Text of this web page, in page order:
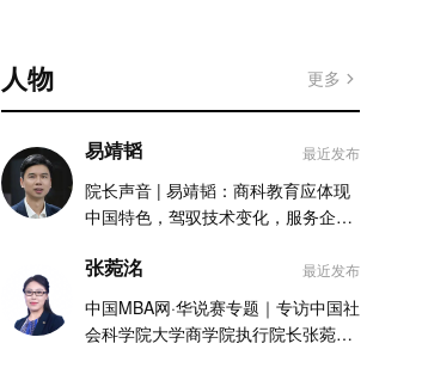
人物 更多
易靖韬 最近发布
院长声音 | 易靖韬：商科教育应体现
中国特色，驾驭技术变化，服务企业
张菀洺 最近发布
中国MBA网·华说赛专题｜专访中国社
会科学院大学商学院执行院长张菀洺